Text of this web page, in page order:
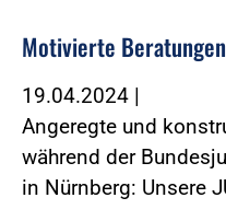
Motivierte Beratungen
19.04.2024 |
Angeregte und
während der
in Nürnberg: Unsere